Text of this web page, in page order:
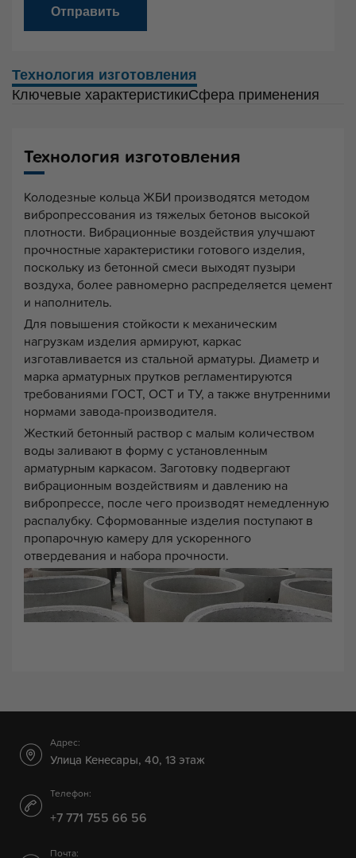
Отправить
Технология изготовления
Ключевые характеристикиСфера применения
Технология изготовления
Колодезные кольца ЖБИ производятся методом
вибропрессования из тяжелых бетонов высокой
плотности. Вибрационные воздействия улучшают
прочностные характеристики готового изделия,
поскольку из бетонной смеси выходят пузыри
воздуха, более равномерно распределяется цемент
и наполнитель.
Для повышения стойкости к механическим
нагрузкам изделия армируют, каркас
изготавливается из стальной арматуры. Диаметр и
марка арматурных прутков регламентируются
требованиями ГОСТ, ОСТ и ТУ, а также внутренними
нормами завода-производителя.
Жесткий бетонный раствор с малым количеством
воды заливают в форму с установленным
арматурным каркасом. Заготовку подвергают
вибрационным воздействиям и давлению на
вибропрессе, после чего производят немедленную
распалубку. Сформованные изделия поступают в
пропарочную камеру для ускоренного
отвердевания и набора прочности.
Адрес:
Улица Кенесары, 40, 13 этаж
Телефон:
+7 771 755 66 56
Почта: